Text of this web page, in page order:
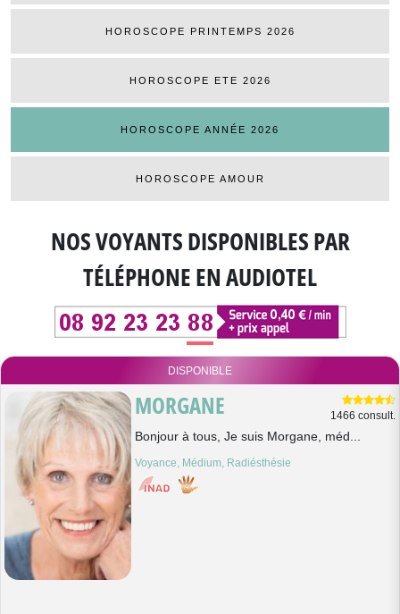
HOROSCOPE PRINTEMPS 2026
HOROSCOPE ETE 2026
HOROSCOPE ANNÉE 2026
HOROSCOPE AMOUR
NOS VOYANTS DISPONIBLESPAR
TÉLÉPHONE EN AUDIOTEL
DISPONIBLE
MORGANE 1466 consult.
Bonjour à tous, Je suis Morgane, méd...
Voyance, Médium, Radiésthésie